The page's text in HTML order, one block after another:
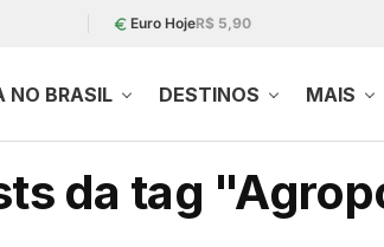
Euro HojeR$ 5,90
NO BRASIL DESTINOS MAIS
da tag